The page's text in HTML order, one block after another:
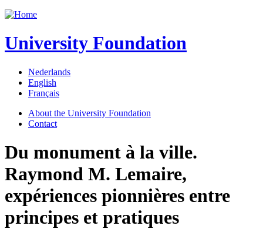
Jump to navigation
University Foundation
Nederlands
English
Français
About the University Foundation
Contact
Du monument à la ville.
Raymond M. Lemaire,
expériences pionnières entre
principes et pratiques